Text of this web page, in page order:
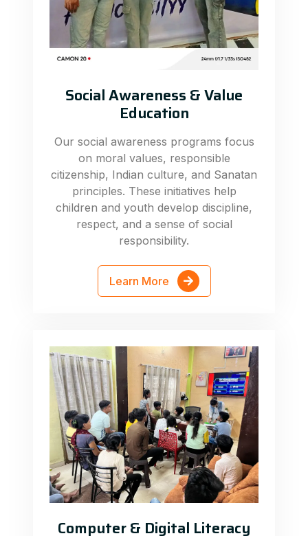
Social Awareness & Value
Education
Our social awareness programs focus
on moral values, responsible
citizenship, Indian culture, and Sanatan
principles. These initiatives help
children and youth develop discipline,
respect, and a sense of social
responsibility.
Learn More
Computer & Digital Literacy